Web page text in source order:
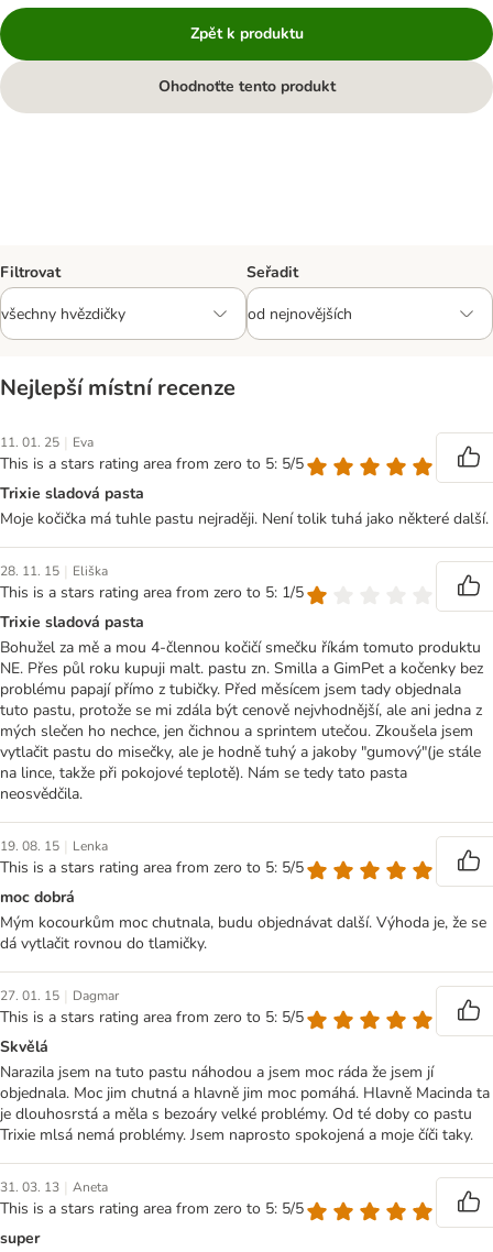
Zpět k produktu
Ohodnoťte tento produkt
Filtrovat Seřadit
Nejlepší místní recenze
11. 01. 25 | Eva
This is a stars rating area from zero to 5: 5/5
Trixie sladová pasta
Moje kočička má tuhle pastu nejraději. Není tolik tuhá jako některé další.
28. 11. 15 | Eliška
This is a stars rating area from zero to 5: 1/5
Trixie sladová pasta
Bohužel za mě a mou 4-člennou kočičí smečku říkám tomuto produktu
NE. Přes půl roku kupuji malt. pastu zn. Smilla a GimPet a kočenky bez
problému papají přímo z tubičky. Před měsícem jsem tady objednala
tuto pastu, protože se mi zdála být cenově nejvhodnější, ale ani jedna z
mých slečen ho nechce, jen čichnou a sprintem utečou. Zkoušela jsem
vytlačit pastu do misečky, ale je hodně tuhý a jakoby "gumový"(je stále
na lince, takže při pokojové teplotě). Nám se tedy tato pasta
neosvědčila.
19. 08. 15 | Lenka
This is a stars rating area from zero to 5: 5/5
moc dobrá
Mým kocourkům moc chutnala, budu objednávat další. Výhoda je, že se
dá vytlačit rovnou do tlamičky.
27. 01. 15 | Dagmar
This is a stars rating area from zero to 5: 5/5
Skvělá
Narazila jsem na tuto pastu náhodou a jsem moc ráda že jsem jí
objednala. Moc jim chutná a hlavně jim moc pomáhá. Hlavně Macinda ta
je dlouhosrstá a měla s bezoáry velké problémy. Od té doby co pastu
Trixie mlsá nemá problémy. Jsem naprosto spokojená a moje číči taky.
31. 03. 13 | Aneta
This is a stars rating area from zero to 5: 5/5
super